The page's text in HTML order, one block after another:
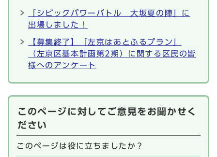
「シビックパワーバトル 大坂夏の陣」に
出場しました！
【募集終了】「左京はあとふるプラン」
（左京区基本計画第2期）に関する区民の皆
様へのアンケート
このページに対してご意見をお聞かせく
ださい
このページは役に立ちましたか？